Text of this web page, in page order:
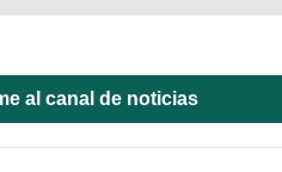
al canal de noticias